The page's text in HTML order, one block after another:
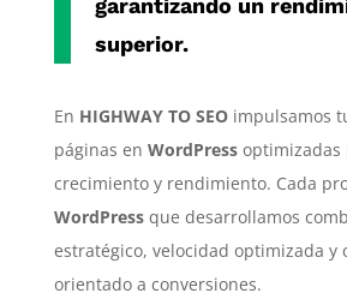
garantizando un
superior.
En HIGHWAY TO SEOimpulsamos
páginas en WordPressoptimizadas
crecimiento y rendimiento. Cada
WordPressque desarrollamos
estratégico, velocidad optimizada y
orientado a conversiones.